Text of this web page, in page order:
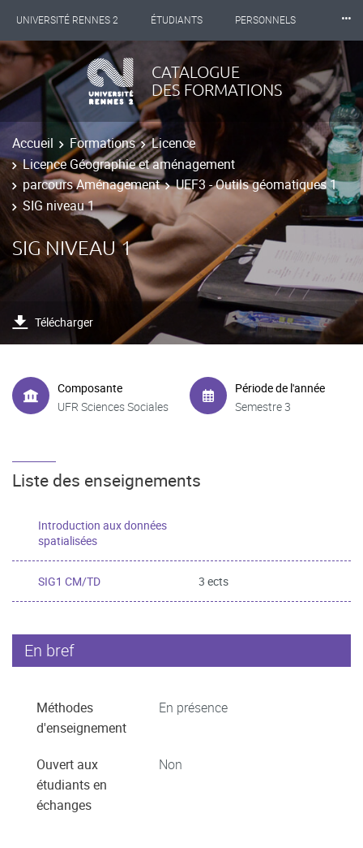
UNIVERSITÉ RENNES 2 ÉTUDIANTS PERSONNELS
INTERNATIONAL PROFESSIONNELS BIBLIOTHÈQUES
LES NOUVELLES DE RENNES 2
⸱⸱⸱
CATALOGUE
DES FORMATIONS
Accueil Formations
Licence
Licence Géographie et aménagement
parcours Aménagement
UEF3 - Outils géomatiques 1
SIG niveau 1
SIG NIVEAU 1
Télécharger
Composante
UFR Sciences Sociales
Période de l'année
Semestre 3
Liste des enseignements
Introduction aux données
spatialisées
SIG1 CM/TD 3 ects
En bref
Méthodes
d'enseignement
En présence
Ouvert aux
étudiants en
échanges
Non